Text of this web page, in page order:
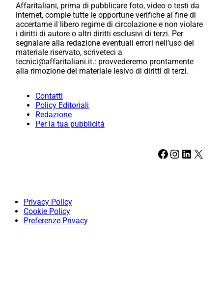
Affaritaliani, prima di pubblicare foto, video o testi da
internet, compie tutte le opportune verifiche al fine di
accertarne il libero regime di circolazione e non violare
i diritti di autore o altri diritti esclusivi di terzi. Per
segnalare alla redazione eventuali errori nell’uso del
materiale riservato, scriveteci a
tecnici@affaritaliani.it.: provvederemo prontamente
alla rimozione del materiale lesivo di diritti di terzi.
Contatti
Policy Editoriali
Redazione
Per la tua pubblicità
Facebook Instagram LinkedIn X
Privacy Policy
Cookie Policy
Preferenze Privacy